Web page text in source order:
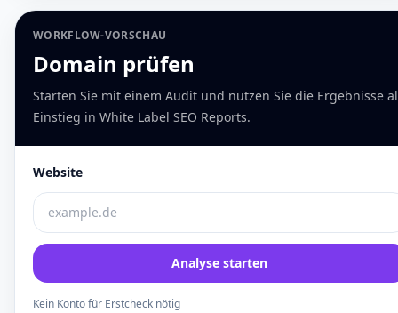
WORKFLOW-VORSCHAU
Domain prüfen
Starten Sie mit einem Audit und nutzen Sie die Ergebnisse
Einstieg in White Label SEO Reports.
Website
Analyse starten
Kein Konto für Erstcheck nötig